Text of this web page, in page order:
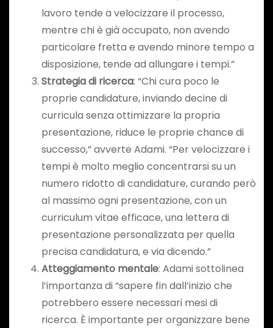
lavoro tende a velocizzare il processo,
mentre chi è già occupato, non avendo
particolare fretta e avendo minore tempo a
disposizione, tende ad allungare i tempi.”
Strategia di ricerca: “Chi cura poco le
proprie candidature, inviando decine di
curricula senza ottimizzare la propria
presentazione, riduce le proprie chance di
successo,” avverte Adami. “Per velocizzare i
tempi è molto meglio concentrarsi su un
numero ridotto di candidature, curando però
al massimo ogni presentazione, con un
curriculum vitae efficace, una lettera di
presentazione personalizzata per quella
precisa candidatura, e via dicendo.”
Atteggiamento mentale: Adami sottolinea
l’importanza di “sapere fin dall’inizio che
potrebbero essere necessari mesi di
ricerca. È importante per organizzare bene